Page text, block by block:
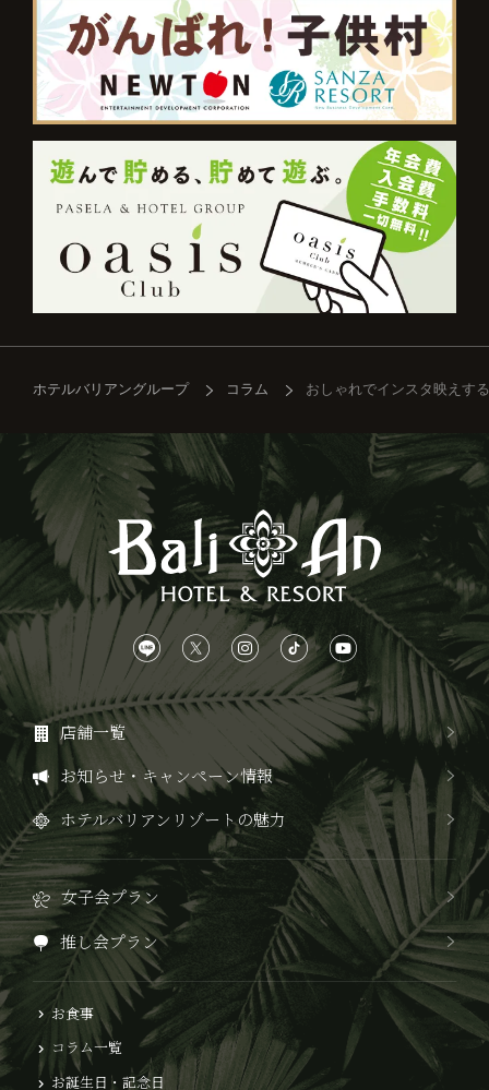
ホテルバリアングループ コラム おしゃれでインスタ映えす
店舗一覧
お知らせ・キャンペーン情報
ホテルバリアンリゾートの魅力
女子会プラン
推し会プラン
お食事
コラム一覧
お誕生日・記念日